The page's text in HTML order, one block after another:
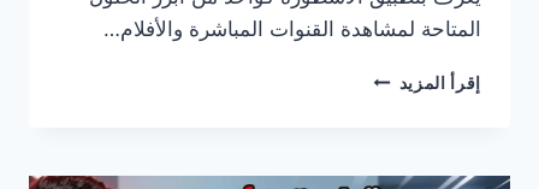
المتاحة لمشاهدة القنوات المباشرة والأفلام…
إقرأ المزيد حمّل
للتلفزيون،